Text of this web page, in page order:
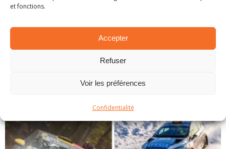
et fonctions.
Accepter
Refuser
Voir les préférences
Confidentialité
1 avril 2025